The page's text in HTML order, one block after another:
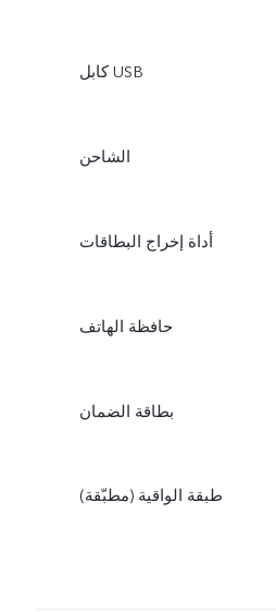
كابل USB
الشاحن
أداة إخراج البطاقات
حافظة الهاتف
بطاقة الضمان
طبقة الواقية (مطبّقة)